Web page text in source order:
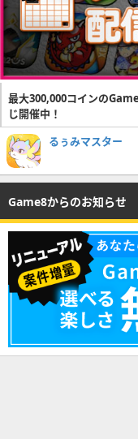
最大300,000コインの
じ開催中！
るぅみマスター
Game8からのお知らせ